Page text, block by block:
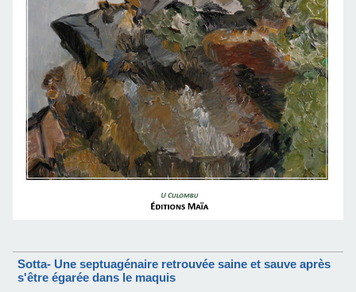
Sotta- Une septuagénaire retrouvée saine et sauve après
s'être égarée dans le maquis